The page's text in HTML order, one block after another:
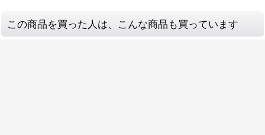
この商品を買った人は、こんな商品も買っています